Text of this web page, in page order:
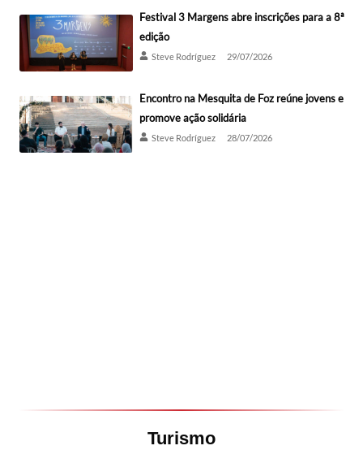
Festival 3 Margens abre inscrições para a 8ª
edição
Steve Rodríguez 29/07/2026
Encontro na Mesquita de Foz reúne jovens e
promove ação solidária
Steve Rodríguez 28/07/2026
Turismo